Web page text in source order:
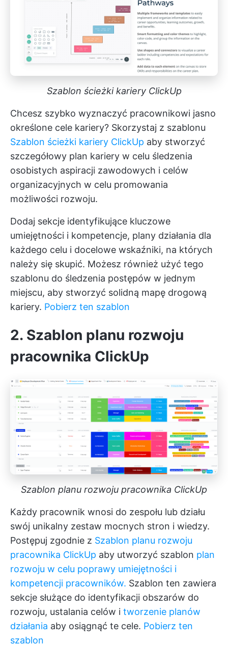
Szablon ścieżki kariery ClickUp
Chcesz szybko wyznaczyć pracownikowi jasno
określone cele kariery? Skorzystaj z szablonu
Szablon ścieżki kariery ClickUp aby stworzyć
szczegółowy plan kariery w celu śledzenia
osobistych aspiracji zawodowych i celów
organizacyjnych w celu promowania
możliwości rozwoju.
Dodaj sekcje identyfikujące kluczowe
umiejętności i kompetencje, plany działania dla
każdego celu i docelowe wskaźniki, na których
należy się skupić. Możesz również użyć tego
szablonu do śledzenia postępów w jednym
miejscu, aby stworzyć solidną mapę drogową
kariery. Pobierz ten szablon
2. Szablon planu rozwoju
pracownika ClickUp
Szablon planu rozwoju pracownika ClickUp
Każdy pracownik wnosi do zespołu lub działu
swój unikalny zestaw mocnych stron i wiedzy.
Postępuj zgodnie z Szablon planu rozwoju
pracownika ClickUp aby utworzyć szablon plan
rozwoju w celu poprawy umiejętności i
kompetencji pracowników. Szablon ten zawiera
sekcje służące do identyfikacji obszarów do
rozwoju, ustalania celów i tworzenie planów
działania aby osiągnąć te cele. Pobierz ten
szablon